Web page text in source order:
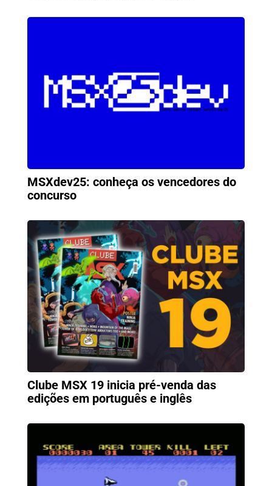
MSXdev25: conheça os vencedores do
concurso
Clube MSX 19 inicia pré-venda das
edições em português e inglês